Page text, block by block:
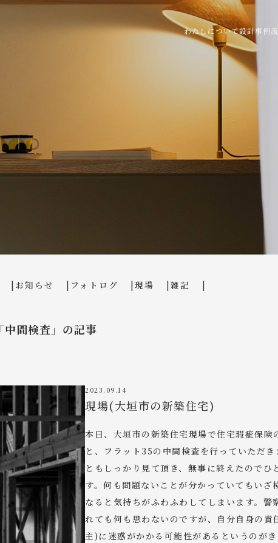
わたしについて設計事例
お知らせ フォトログ 現場 雑記
「中間検査」の記事
2023.09.14
現場(大垣市の新築住宅)
本日、大垣市の新築住宅現場で住宅瑕疵保険
と、フラット35の中間検査を行っていただ
ともしっかり見て頂き、無事に終えたのでひ
す。何も問題ないことが分かっていてもいざ
なると気持ちがふわふわしてしまいます。警
れても何も思わないのですが、自分自身の責
主)に迷惑がかかる可能性があるというのが